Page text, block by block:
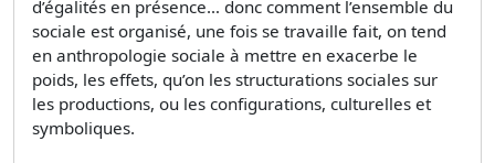
d’égalités en présence… donc comment l’ensemble du
sociale est organisé, une fois se travaille fait, on tend
en anthropologie sociale à mettre en exacerbe le
poids, les effets, qu’on les structurations sociales sur
les productions, ou les configurations, culturelles et
symboliques.